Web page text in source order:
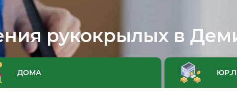
рукокрылых в
ДОМА